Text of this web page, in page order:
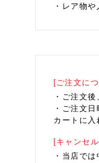
・レア物
[ご注文に
・ご注文
・ご注文
カートに入
[キャンセ
・当店で